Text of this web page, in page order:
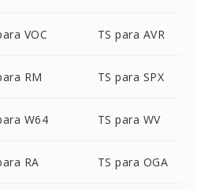
VOC TS para AVR
RM TS para SPX
W64 TS para WV
RA TS para OGA